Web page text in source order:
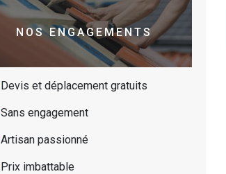
NOS ENGAGEMENTS
Devis et déplacement gratuits
Sans engagement
Artisan passionné
Prix imbattable